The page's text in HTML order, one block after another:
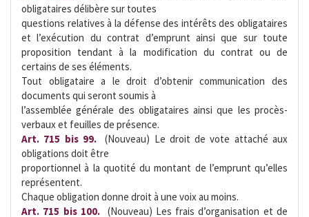
obligataires délibère sur toutes
questions relatives à la défense des intérêts des obligataires
et l’exécution du contrat d’emprunt ainsi que sur toute
proposition tendant à la modification du contrat ou de
certains de ses éléments.
Tout obligataire a le droit d’obtenir communication des
documents qui seront soumis à
l’assemblée générale des obligataires ainsi que les procès-
verbaux et feuilles de présence.
Art. 715 bis 99. (Nouveau) Le droit de vote attaché aux
obligations doit être
proportionnel à la quotité du montant de l’emprunt qu’elles
représentent.
Chaque obligation donne droit à une voix au moins.
Art. 715 bis 100.  (Nouveau) Les frais d’organisation et de